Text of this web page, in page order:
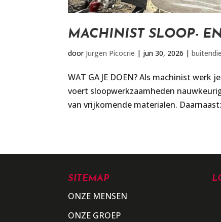
MACHINIST SLOOP-
door Jurgen Picocrie | jun 30, 2026 |
WAT GA JE DOEN? Als machinist
voert sloopwerkzaamheden
van vrijkomende materialen.
SITEMAP
ONZE MENSEN
ONZE GROEP